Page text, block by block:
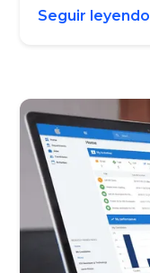
Seguir leyendo